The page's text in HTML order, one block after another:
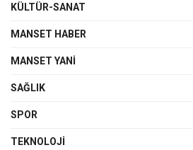
KÜLTÜR-SANAT
MANSET HABER
MANSET YANI
SAĞLIK
SPOR
TEKNOLOJI